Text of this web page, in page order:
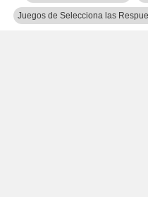
Juegos de Selecciona las